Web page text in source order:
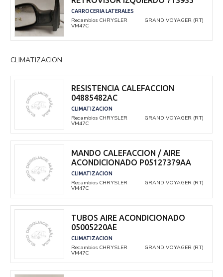
CARROCERIA LATERALES
Recambios CHRYSLER GRAND VOYAGER (RT)
VM47C
CLIMATIZACION
RESISTENCIA CALEFACCION
04885482AC
CLIMATIZACION
Recambios CHRYSLER GRAND VOYAGER (RT)
VM47C
MANDO CALEFACCION / AIRE
ACONDICIONADO P05127379AA
CLIMATIZACION
Recambios CHRYSLER GRAND VOYAGER (RT)
VM47C
TUBOS AIRE ACONDICIONADO
05005220AE
CLIMATIZACION
Recambios CHRYSLER GRAND VOYAGER (RT)
VM47C